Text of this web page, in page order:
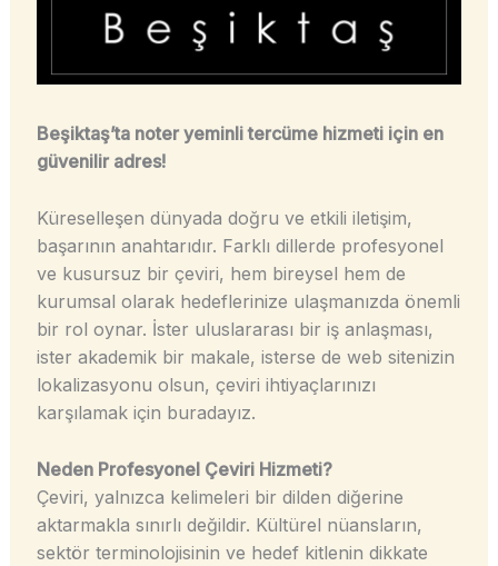
Beşiktaş’ta noter yeminli tercüme hizmeti için en
güvenilir adres!
Küreselleşen dünyada doğru ve etkili iletişim,
başarının anahtarıdır. Farklı dillerde profesyonel
ve kusursuz bir çeviri, hem bireysel hem de
kurumsal olarak hedeflerinize ulaşmanızda önemli
bir rol oynar. İster uluslararası bir iş anlaşması,
ister akademik bir makale, isterse de web sitenizin
lokalizasyonu olsun, çeviri ihtiyaçlarınızı
karşılamak için buradayız.
Neden Profesyonel Çeviri Hizmeti?
Çeviri, yalnızca kelimeleri bir dilden diğerine
aktarmakla sınırlı değildir. Kültürel nüansların,
sektör terminolojisinin ve hedef kitlenin dikkate